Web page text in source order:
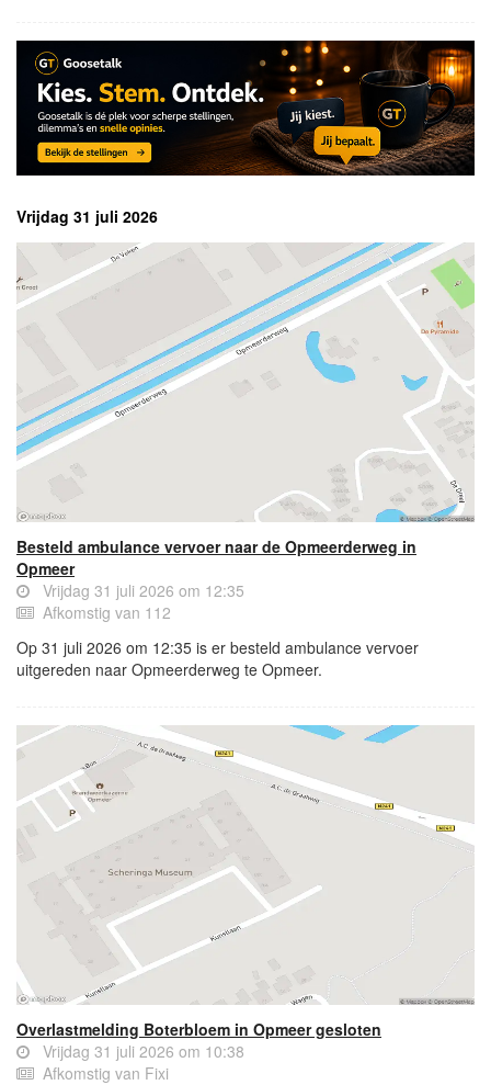
Vrijdag 31 juli 2026
Besteld ambulance vervoer naar de Opmeerderweg in
Opmeer
Vrijdag 31 juli 2026 om 12:35
Afkomstig van 112
Op 31 juli 2026 om 12:35 is er besteld ambulance vervoer
uitgereden naar Opmeerderweg te Opmeer.
Overlastmelding Boterbloem in Opmeer gesloten
Vrijdag 31 juli 2026 om 10:38
Afkomstig van Fixi